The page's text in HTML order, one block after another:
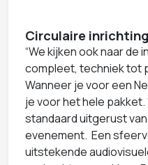
Circulaire inrichting
“We kijken ook naar de
compleet, techniek tot
Wanneer je voor een
je voor het hele pakket.
standaard uitgerust
evenement. Een
uitstekende